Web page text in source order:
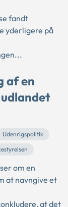
fandt
yderligere på
af en
Udenrigspolitik
om en
at navngive et
at det